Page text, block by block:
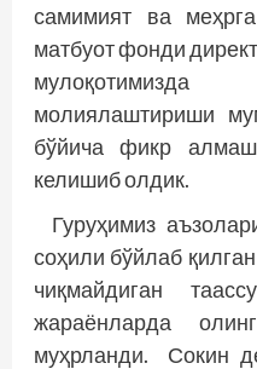
самимият ва
матбуот фонди
молиялаштириши
бўйича фикр
келишиб олдик.
Гуруҳимиз
соҳили бўйлаб
чиқмайдиган
жараёнларда
муҳрланди. Сокин